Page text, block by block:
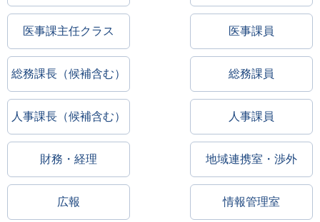
医事課主任クラス 医事課員
総務課長（候補含む） 総務課員
人事課長（候補含む） 人事課員
財務・経理 地域連携室・渉外
広報 情報管理室